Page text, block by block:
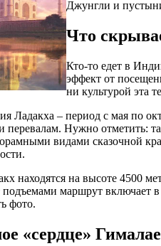
Джунгли и
Что
Кто-то едет в
эффект от
ни культурой эта
Ладакха – период с мая по
Нужно отметить:
видами сказочной
находятся на высоте 4500
подъемами маршрут включает
фото.
«сердце»